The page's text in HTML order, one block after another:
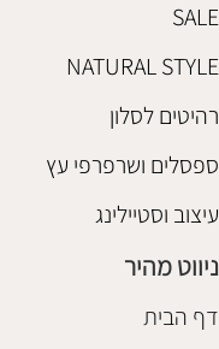
SALE
NATURAL STYLE
רהיטים לסלון
ספסלים ושרפרפי עץ
עיצוב וסטיילינג
ניווט מהיר
דף הבית